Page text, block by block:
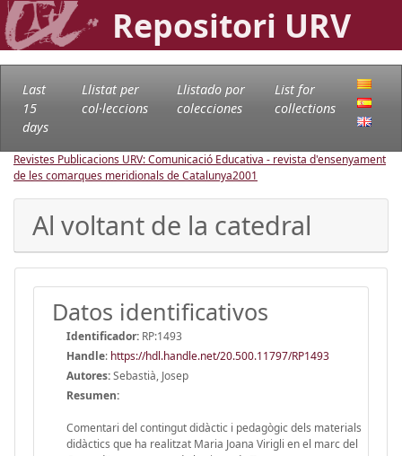
Repositori URV
Last
15
days
Llistat per
col·leccions
Llistado por
colecciones
List for
collections
Revistes Publicacions URV: Comunicació Educativa - revista d'ensenyament
de les comarques meridionals de Catalunya2001
Al voltant de la catedral
Datos identificativos
Identificador: RP:1493
Handle: https://hdl.handle.net/20.500.11797/RP1493
Autores:Sebastià, Josep
Resumen:
Comentari del contingut didàctic i pedagògic dels materials
didàctics que ha realitzat Maria Joana Virigli en el marc del